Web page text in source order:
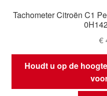
Tachometer Citroën C1
€
Houdt u op de